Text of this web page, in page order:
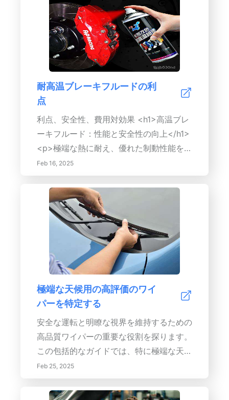
指向の文化を育成* 潜在的な問題が重大な
問題にエスカレートする前に解決するため
に予防的メンテナンスを優先する定期メン
テナンスの実践への投資は、企業がコスト
を削減し、効率を改善し、資産のパフォー
マンスを向上させるのに役立ちます。利益
を理解し、ベストプラクティスを実施する
ことで、組織は卓越性と品質にコミットし
た業界のリーダーとしての地位を確立でき
ます。
を確保する方法を学びましょう。コンテン
ツの説明：このガイドでは、クランクシャ
フト、カムシャフト、ドライブシャフトな
どの駆動系部品の詳細な概要を提供しま
す。定期メンテナンスの重要性、過度の摩
耗や過熱などの一般的な問題、駆動系の寿
命を延ばすための実用的なヒントを探りま
す。高品質の部品と適切な潤滑の実践が、
コストのかかる修理を防ぎ、車両の性能を
向上させる方法を理解します。駆動系にサ
ービスが必要なサインを把握し、安全で信
頼できる運転体験を確保してください。
耐高温ブレーキフルードの利
点
利点、安全性、費用対効果 <h1>高温ブレ
ーキフルード：性能と安全性の向上</h1>
<p>極端な熱に耐え、優れた制動性能を提
供するように設計された、耐高温ブレーキ
フルードの利点を探ります。モータースポ
ーツ、高性能ドライビング、および激しい
ブレーキが必要な状況に最適です。</p>
<h2>主な利点：</h2> <ul> <li>
<strong>制動性能の向上：</strong> 高
温下でも一貫した制動力を維持し、ブレー
キフェードを防ぎます。</li> <li>
<strong>安全性の向上：</strong> 制動
距離を短縮し、緊急時に不可欠な、より予
測可能な制動応答を保証します。</li>
<li><strong>費用対効果：</strong> ブ
レーキシステムのコンポーネントの寿命を
延ばし、メンテナンスコストを削減しま
す。</li> <li><strong>優れた信頼性：
</strong> ベーパーロックとコンポーネ
ントの故障のリスクを最小限に抑えます。
Feb 16, 2025
極端な天候用の高評価のワイ
パーを特定する
安全な運転と明瞭な視界を維持するための
高品質ワイパーの重要な役割を探ります。
この包括的なガイドでは、特に極端な天候
条件での高品質なワイパーへの投資の重要
性を論じています。さまざまな種類のワイ
パーブレード、考慮すべき重要な機能、性
Feb 25, 2025